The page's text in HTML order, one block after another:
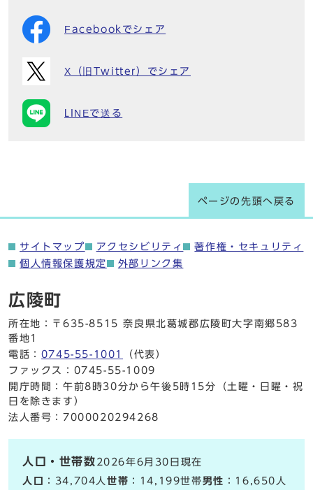
Facebookでシェア
X（旧Twitter）でシェア
LINEで送る
ページの先頭へ戻る
サイトマップ アクセシビリティ
著作権・セキュリティ
個人情報保護規定
外部リンク集
広陵町
所在地：〒635-8515 奈良県北葛城郡広陵町大字南郷583
番地1
電話： 0745-55-1001
（代表）
ファックス：0745-55-1009
開庁時間：午前8時30分から午後5時15分（土曜・日曜・祝
日を除きます）
法人番号：7000020294268
人口・世帯数 2026年6月30日現在
人口
：34,704人世帯 ：14,199世帯男性 ：16,650人